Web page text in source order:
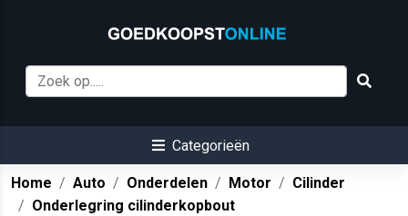
Categorieën
Home Auto Onderdelen Motor
Cilinder
Onderlegring cilinderkopbout